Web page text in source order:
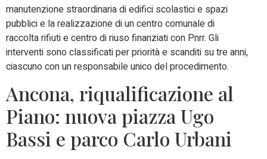
manutenzione straordinaria di edifici scolastici e spazi
pubblici e la realizzazione di un centro comunale di
raccolta rifiuti e centro di riuso finanziati con Pnrr. Gli
interventi sono classificati per priorità e scanditi su tre anni,
ciascuno con un responsabile unico del procedimento.
Ancona, riqualificazione al
Piano: nuova piazza Ugo
Bassi e parco Carlo Urbani